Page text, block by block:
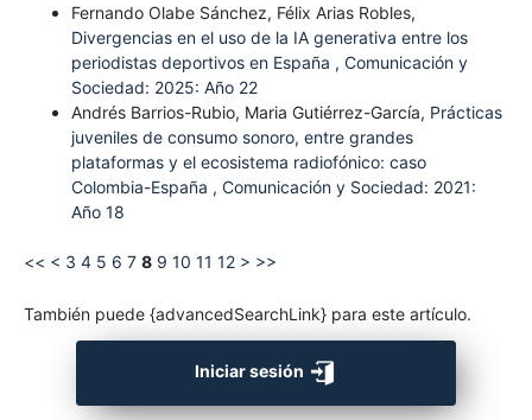
Fernando Olabe Sánchez, Félix Arias Robles,
Divergencias en el uso de la IA generativa entre los
periodistas deportivos en España , Comunicación y
Sociedad: 2025: Año 22
Andrés Barrios-Rubio, Maria Gutiérrez-García, Prácticas
juveniles de consumo sonoro, entre grandes
plataformas y el ecosistema radiofónico: caso
Colombia-España , Comunicación y Sociedad: 2021:
Año 18
<< < 3 4 5 6 7 8 9 10 11 12 > >>
También puede {advancedSearchLink} para este artículo.
Iniciar sesión